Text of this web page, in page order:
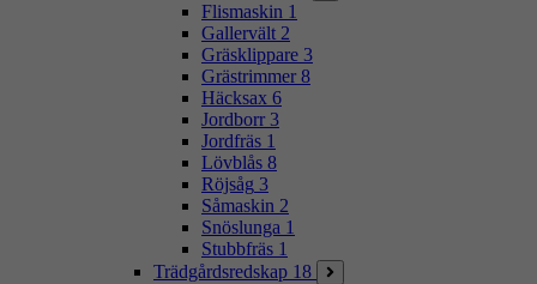
Flismaskin 1
Gallervält 2
Gräsklippare 3
Grästrimmer 8
Häcksax 6
Jordborr 3
Jordfräs 1
Lövblås 8
Röjsåg 3
Såmaskin 2
Snöslunga 1
Stubbfräs 1
Trädgårdsredskap 18